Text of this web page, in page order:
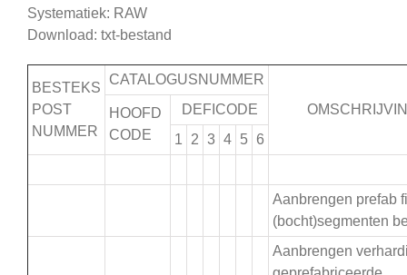
Systematiek: RAW
Download: txt-bestand
BESTEKS
POST
NUMMER
CATALOGUSNUMMER
HOOFD
CODE
DEFICODE
1
2 3 4 5 6
Aanbrengen prefab
(bocht)segmenten
Aanbrengen